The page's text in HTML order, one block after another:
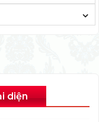
diện